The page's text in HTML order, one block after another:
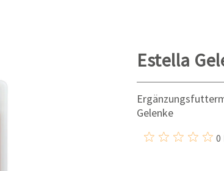
Estella
Gelenke
0